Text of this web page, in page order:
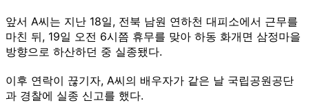
앞서 A씨는 지난 18일, 전북 남원 연하천 대피소에서 근무를
마친 뒤, 19일 오전 6시쯤 휴무를 맞아 하동 화개면 삼정마을
방향으로 하산하던 중 실종됐다.
이후 연락이 끊기자, A씨의 배우자가 같은 날 국립공원공단
과 경찰에 실종 신고를 했다.